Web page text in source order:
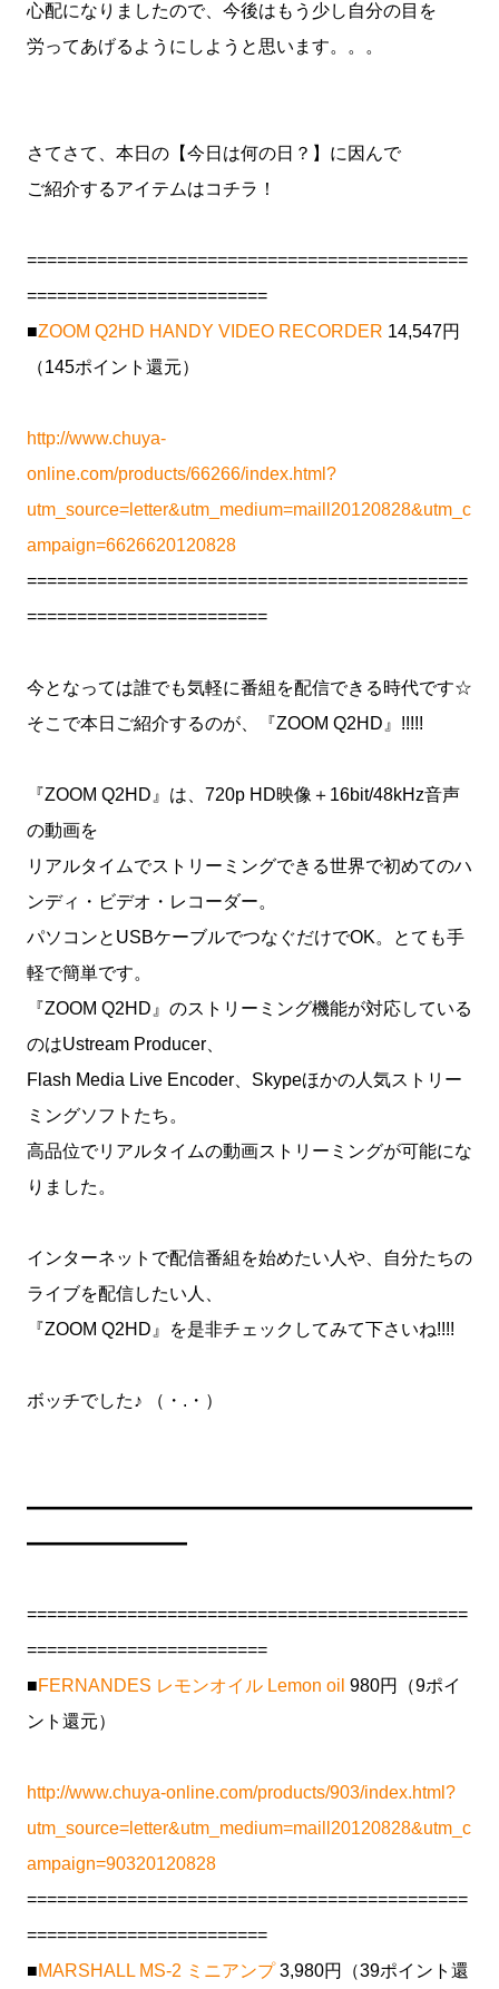
心配になりましたので、今後はもう少し自分の目を
労ってあげるようにしようと思います。。。
さてさて、本日の【今日は何の日？】に因んで
ご紹介するアイテムはコチラ！
============================================
========================
■ZOOM Q2HD HANDY VIDEO RECORDER 14,547円
（145ポイント還元）
http://www.chuya-
online.com/products/66266/index.html?
utm_source=letter&utm_medium=maill20120828&utm_c
ampaign=6626620120828
============================================
========================
今となっては誰でも気軽に番組を配信できる時代です☆
そこで本日ご紹介するのが、『ZOOM Q2HD』!!!!!
『ZOOM Q2HD』は、720p HD映像＋16bit/48kHz音声
の動画を
リアルタイムでストリーミングできる世界で初めてのハ
ンディ・ビデオ・レコーダー。
パソコンとUSBケーブルでつなぐだけでOK。とても手
軽で簡単です。
『ZOOM Q2HD』のストリーミング機能が対応している
のはUstream Producer、
Flash Media Live Encoder、Skypeほかの人気ストリー
ミングソフトたち。
高品位でリアルタイムの動画ストリーミングが可能にな
りました。
インターネットで配信番組を始めたい人や、自分たちの
ライブを配信したい人、
『ZOOM Q2HD』を是非チェックしてみて下さいね!!!!
ボッチでした♪ （・.・）
━━━━━━━━━━━━━━━━━━━━━━━━━
━━━━━━━━━
============================================
========================
■FERNANDES レモンオイル Lemon oil 980円（9ポイ
ント還元）
http://www.chuya-online.com/products/903/index.html?
utm_source=letter&utm_medium=maill20120828&utm_c
ampaign=90320120828
============================================
========================
■MARSHALL MS-2 ミニアンプ3,980円（39ポイント還